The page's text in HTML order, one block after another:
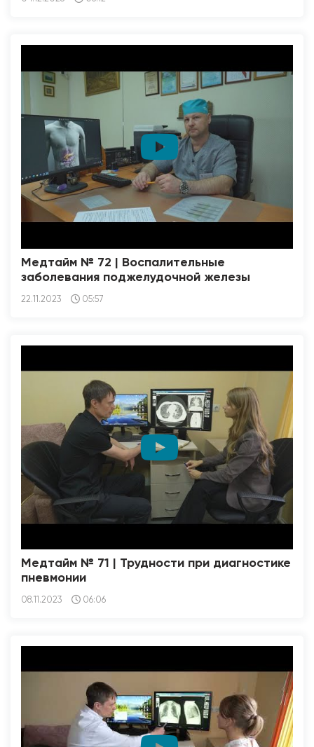
Медтайм № 72 | Воспалительные
заболевания поджелудочной железы
22.11.2023 05:57
Медтайм № 71 | Трудности при диагностике
пневмонии
08.11.2023 06:06